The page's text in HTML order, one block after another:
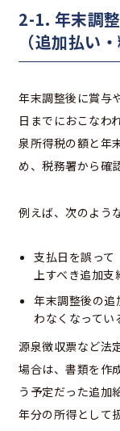
2-1. 年末調
（追加払い・
年末調整後に賞与
日までにおこなわ
泉所得税の額と年
め、税務署から確
例えば、次のよう
支払日を誤って
上すべき追加支
年末調整後の追
わなくなってい
源泉徴収票など法
場合は、書類を作
う予定だった追加
年分の所得として